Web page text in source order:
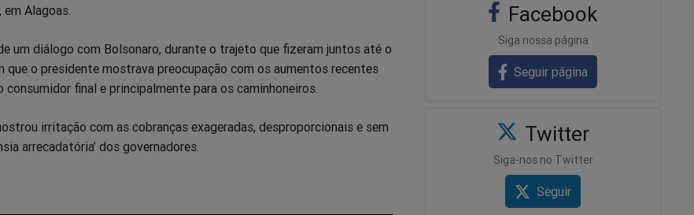
Alagoas.
um diálogo com Bolsonaro, durante o trajeto que fizeram juntos até o
que o presidente mostrava preocupação com os aumentos recentes
final e principalmente para os caminhoneiros.
irritação com as cobranças exageradas, desproporcionais e sem
arrecadatória’ dos governadores.
Facebook
Siga nossa página
Seguir página
Twitter
Siga-nos no Twitter
Seguir